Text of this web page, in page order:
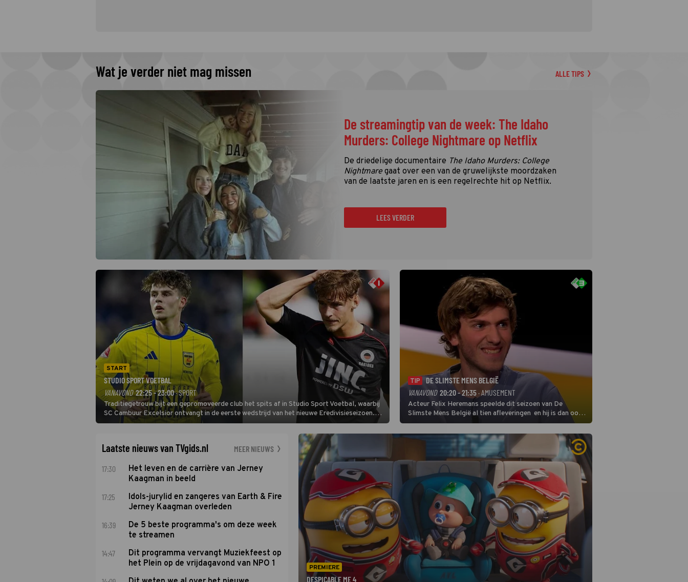
Wat je verder niet mag missen ALLE TIPS
De streamingtip van de week: The Idaho
Murders: College Nightmare op Netflix
De driedelige documentaire The Idaho Murders: College
Nightmare gaat over een van de gruwelijkste moordzaken
van de laatste jaren en is een regelrechte hit op Netflix.
LEES VERDER
START
STUDIO SPORT VOETBAL
VANAVOND 22:25 - 23:00· SPORT
Traditiegetrouw bijt een gepromoveerde club het spits af in Studio Sport Voetbal, waarbij
SC Cambuur Excelsior ontvangt in de eerste wedstrijd van het nieuwe Eredivisieseizoen.
De nieuwe oefenmeester is Johan Plat en hij wil aanvallend voetballen.
TIP
DE SLIMSTE MENS BELGIË
VANAVOND 20:20 - 21:35 · AMUSEMENT
Acteur Felix Heremans speelde dit seizoen van De
Slimste Mens België al tien afleveringen en hij is dan ook
de grote favoriet in deze seizoensfinale. En er is
Nederlandse inbreng, want komiek Soundos El Ahmadi
neemt plaats aan de jurytafel.
Laatste nieuws van TVgids.nl MEER NIEUWS
17:30
Het leven en de carrière van Jerney
Kaagman in beeld
17:25
Idols-jurylid en zangeres van Earth & Fire
Jerney Kaagman overleden
16:39
De 5 beste programma's om deze week
te streamen
14:47
Dit programma vervangt Muziekfeest op
het Plein op de vrijdagavond van NPO 1
PREMIERE
DESPICABLE ME 4